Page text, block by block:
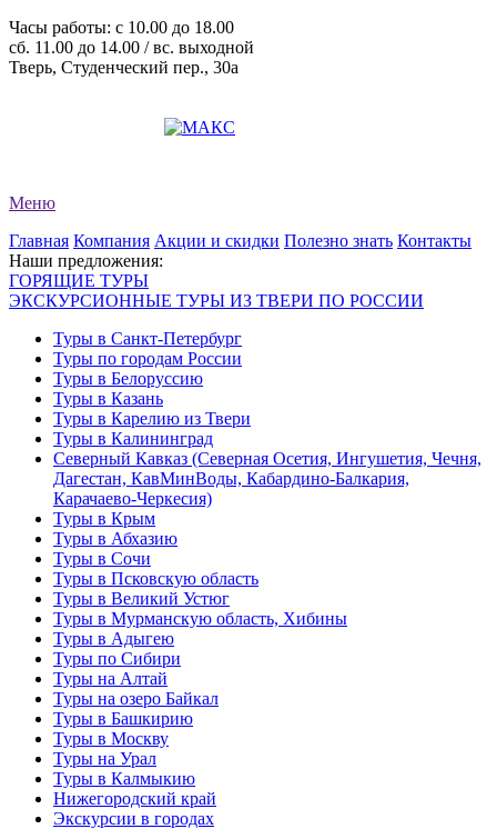
Часы работы: c 10.00 до 18.00
сб. 11.00 до 14.00 / вс. выходной
Тверь, Студенческий пер., 30а
Меню
Главная Компания Акции и скидки Полезно знать Контакты
Наши предложения:
ГОРЯЩИЕ ТУРЫ
ЭКСКУРСИОННЫЕ ТУРЫ ИЗ ТВЕРИ ПО РОССИИ
Туры в Санкт-Петербург
Туры по городам России
Туры в Белоруссию
Туры в Казань
Туры в Карелию из Твери
Туры в Калининград
Северный Кавказ (Северная Осетия, Ингушетия, Чечня,
Дагестан, КавМинВоды, Кабардино-Балкария,
Карачаево-Черкесия)
Туры в Крым
Туры в Абхазию
Туры в Сочи
Туры в Псковскую область
Туры в Великий Устюг
Туры в Мурманскую область, Хибины
Туры в Адыгею
Туры по Сибири
Туры на Алтай
Туры на озеро Байкал
Туры в Башкирию
Туры в Москву
Туры на Урал
Туры в Калмыкию
Нижегородский край
Экскурсии в городах